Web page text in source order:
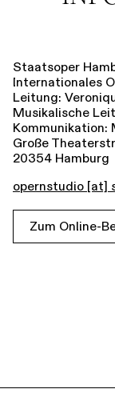
Staatsoper
Internationales
Leitung:
Musikalische
Kommunikation:
Große
20354 Hamburg
opernstudio [​at​]
Zum Online-